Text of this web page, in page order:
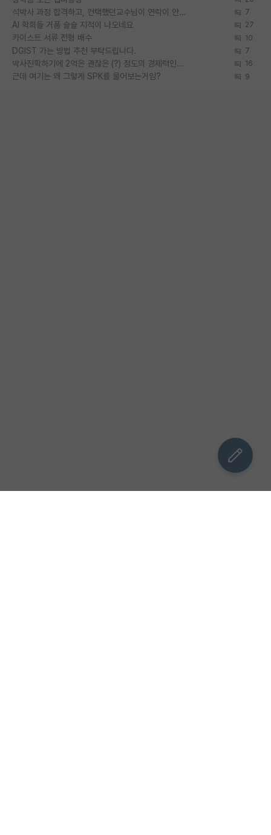
석박사 과정 합격하고, 컨택했던교수님이 연락이 안됩니다... 7
AI 학회들 거품 슬슬 지적이 나오네요 27
카이스트 서류 전형 배수 10
DGIST 가는 방법 추천 부탁드립니다. 7
박사진학하기에 2억은 괜찮은 (?) 정도의 경제력인가요 16
근데 여기는 왜 그렇게 SPK를 물어보는거임? 9